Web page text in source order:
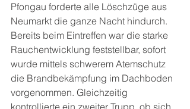
Pfongau forderte alle Löschzüge aus
Neumarkt die ganze Nacht hindurch.
Bereits beim Eintreffen war die starke
Rauchentwicklung feststellbar, sofort
wurde mittels schwerem Atemschutz
die Brandbekämpfung im Dachboden
vorgenommen. Gleichzeitig
kontrollierte ein zweiter Trupp, ob sich